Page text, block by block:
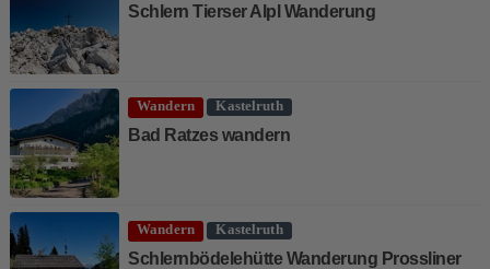
Schlern Tierser Alpl Wanderung
Wandern Kastelruth
Bad Ratzes wandern
Wandern Kastelruth
Schlernbödelehütte Wanderung Prossliner